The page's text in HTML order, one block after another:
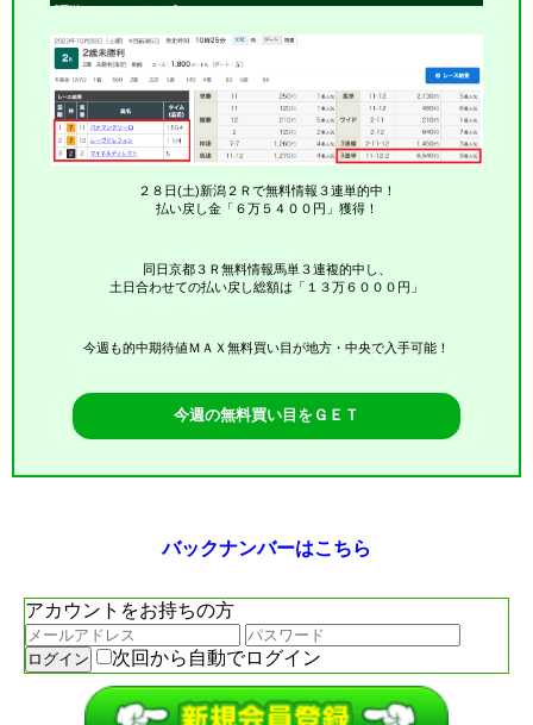
２８日(土)新潟２Ｒで無料情報３連単的中！
払い戻し金「６万５４００円」獲得！
同日京都３Ｒ無料情報馬単３連複的中し、
土日合わせての払い戻し総額は「１３万６０００円」
今週も的中期待値ＭＡＸ無料買い目が地方・中央で入手可能！
今週の無料買い目をＧＥＴ
バックナンバーはこちら
アカウントをお持ちの方
次回から自動でログイン